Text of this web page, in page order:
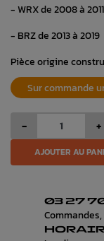
- WRX de 2008 à 2011
- BRZ de 2013 à 2019
Pièce origine
Sur commande
- +
AJOUTER AU
03 27